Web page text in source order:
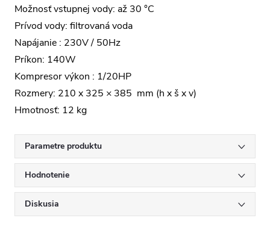
Možnosť vstupnej vody: až 30 °C
Prívod vody: filtrovaná voda
Napájanie : 230V / 50Hz
Príkon: 140W
Kompresor výkon : 1/20HP
Rozmery: 210 x 325 × 385 mm (h x š x v)
Hmotnosť: 12 kg
Parametre produktu
Hodnotenie
Diskusia